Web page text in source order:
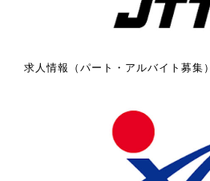
求人情報（パート・アルバイト募集）